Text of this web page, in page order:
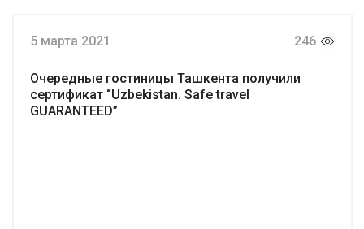
5 марта 2021 246
Очередные гостиницы Ташкента получили
сертификат “Uzbekistan. Safe travel
GUARANTEED”